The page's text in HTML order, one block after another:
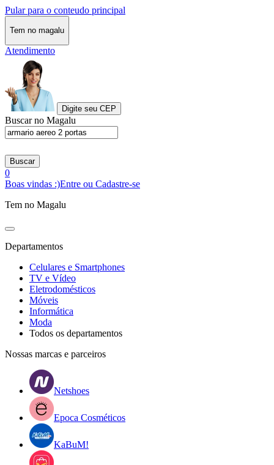
Pular para o conteudo principal
Tem no magalu
Atendimento
Digite seu CEP
Buscar no Magalu
Buscar
0
Boas vindas :)Entre ou Cadastre-se
Tem no Magalu
Departamentos
Celulares e Smartphones
TV e Vídeo
Eletrodomésticos
Móveis
Informática
Moda
Todos os departamentos
Nossas marcas e parceiros
Netshoes
Epoca Cosméticos
KaBuM!